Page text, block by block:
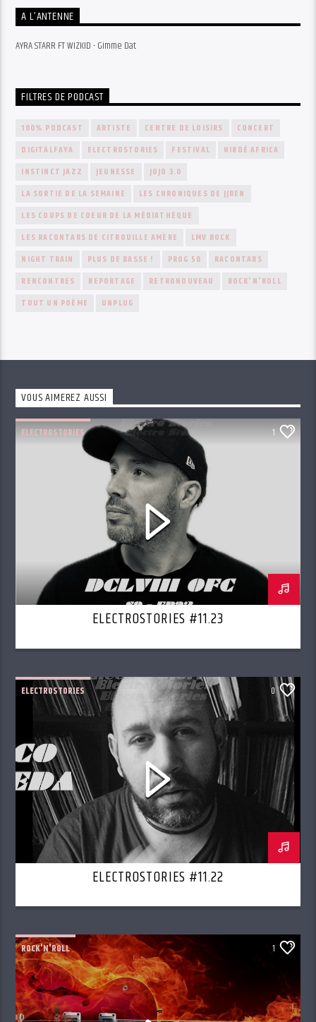
A L’ANTENNE
AYRA STARR FT WIZKID - Gimme Dat
FILTRES DE PODCAST
100% PODCAST ARTISTE CENTRE DE LOISIRS
CONCERT
DIGITALFAYA
ELECTROSTORIES FESTIVAL
HIRDÉ AFRICA
INSTINCT JAZZ
JEUNESSE
JOJO 3.0
LA SORTIE DE LA SEMAINE
LES CHRONIQUES DE JJBEN
LES COUPS DE COEUR DE LA MÉDIATHÈQUE
LES RACONTARS DE CITROUILLE AMÈRE
LMV ROCK
NIGHT TRAIN
PLUS DE BASSE ! PROG 50
RACONTARS
RENCONTRES
REPORTAGE RETRONOUVEAU
ROCK'N'ROLL
TOUT UN POÈME
UNPLUG
VOUS AIMEREZ AUSSI
ELECTROSTORIES 1
ELECTROSTORIES #11.23
ELECTROSTORIES 0
ELECTROSTORIES #11.22
ROCK'N'ROLL 1